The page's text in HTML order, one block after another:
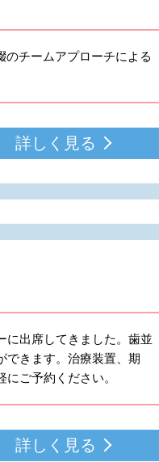
チームアプローチによる
詳しく見る
に出席してきました。歯並
できます。治療装置、期
ご予約ください。
詳しく見る